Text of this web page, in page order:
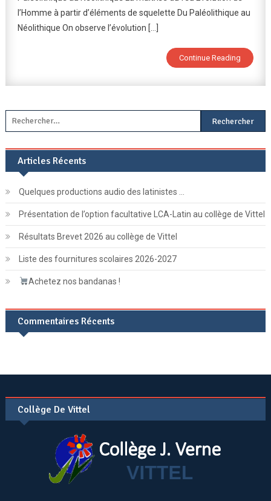
La
Darney
l’Homme à partir d’éléments de squelette Du Paléolithique au
Néolithique On observe l’évolution […]
Continue Reading
Rechercher :
Articles Récents
Quelques productions audio des latinistes …
Présentation de l’option facultative LCA-Latin au collège de Vittel
Résultats Brevet 2026 au collège de Vittel
Liste des fournitures scolaires 2026-2027
Achetez nos bandanas !
Commentaires Récents
Collège De Vittel